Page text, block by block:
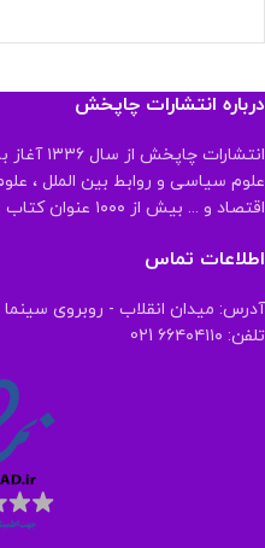
درباره انتشارات چاپخش
علوم سیاسی و روابط بین الملل ،
اقتصاد و ... بیش از ۱۰۰۰ عنوان کتاب روانه بازار نشر کرده است .
اطلاعات تماس
آدرس: میدان انقلاب - روبروی
تلفن: ۶۶۴۰۴۱۱۰ 021